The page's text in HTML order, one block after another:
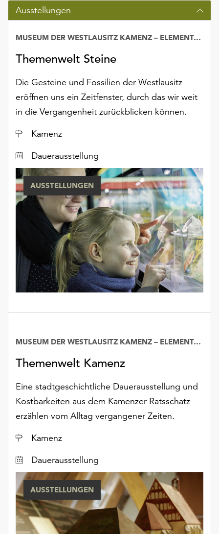
die
Schaltfläche
Informationen
Sie
unserer
Datenschutzerklärung
dem
Ausstellungen
Themenwelt Steine
MUSEUM DER WESTLAUSITZ KAMENZ – ELEMENTARIUM
Die Gesteine und Fossilien der Westlausitz
eröffnen uns ein Zeitfenster, durch das wir weit
in die Vergangenheit zurückblicken können.
Ort
Kamenz
Datum
Dauerausstellung
AUSSTELLUNGEN
Themenwelt Kamenz
MUSEUM DER WESTLAUSITZ KAMENZ – ELEMENTARIUM
Eine stadtgeschichtliche Dauerausstellung und
Kostbarkeiten aus dem Kamenzer Ratsschatz
erzählen vom Alltag vergangener Zeiten.
Ort
Kamenz
Datum
Dauerausstellung
AUSSTELLUNGEN